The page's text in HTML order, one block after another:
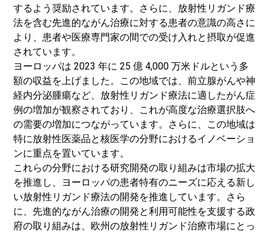
するよう奨励されています。さらに、放射性リガンド療
法を含む先進的ながん治療に対する患者の意識の高さに
より、患者や医療専門家の間での受け入れと摂取が促進
されています。
ヨーロッパは 2023 年に 25 億 4,000 万米ドルという多
額の収益を上げました。この地域では、前立腺がんや神
経内分泌腫瘍など、放射性リガンド療法に適したがん症
例の増加が観察されており、これが高度な治療選択肢へ
の需要の増加につながっています。さらに、この地域は
特に放射性医薬品と核医学の分野におけるイノベーショ
ンに重点を置いています。
これらの分野における研究開発の取り組みは市場の拡大
を推進し、ヨーロッパの患者特有のニーズに応える新し
い放射性リガンド療法の開発を推進しています。さら
に、先進的ながん治療の開発と利用可能性を支援する政
府の取り組みは、欧州の放射性リガンド治療市場にとっ